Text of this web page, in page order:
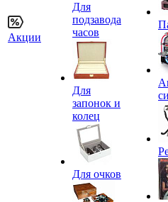
Акции
Для
подзавода
часов
Для
запонок и
колец
Для очков